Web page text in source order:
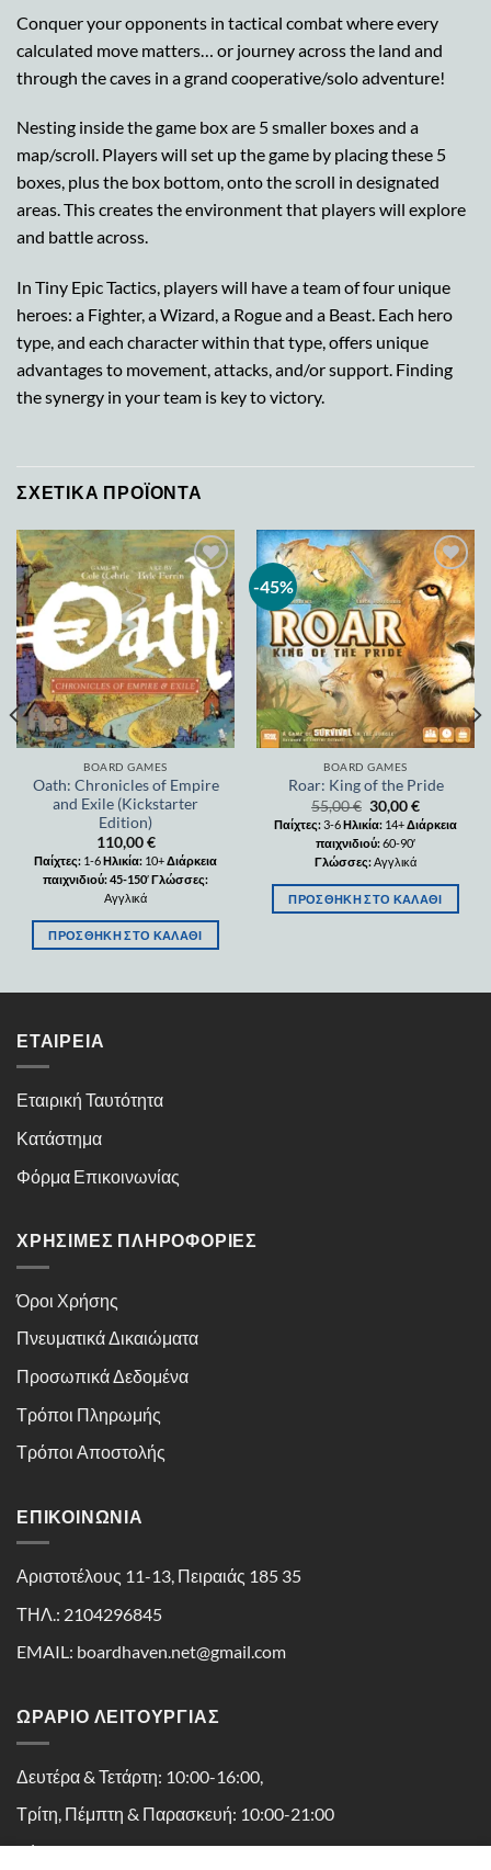
Conquer your opponents in tactical combat where every
calculated move matters… or journey across the land and
through the caves in a grand cooperative/solo adventure!
Nesting inside the game box are 5 smaller boxes and a
map/scroll. Players will set up the game by placing these 5
boxes, plus the box bottom, onto the scroll in designated
areas. This creates the environment that players will explore
and battle across.
In Tiny Epic Tactics, players will have a team of four unique
heroes: a Fighter, a Wizard, a Rogue and a Beast. Each hero
type, and each character within that type, offers unique
advantages to movement, attacks, and/or support. Finding
the synergy in your team is key to victory.
ΣΧΕΤΙΚΆ ΠΡΟΪΌΝΤΑ
Add to
wishlist
BOARD GAMES
Oath: Chronicles of Empire
and Exile (Kickstarter
Edition)
110,00€
Παίχτες: 1-6Ηλικία: 10+Διάρκεια
παιχνιδιού: 45-150′Γλώσσες:
Αγγλικά
ΠΡΟΣΘΉΚΗ ΣΤΟ ΚΑΛΆΘΙ
-45%
Add to
wishlist
BOARD GAMES
Roar: King of the Pride
55,00€ 30,00€
Παίχτες:3-6Ηλικία: 14+Διάρκεια
παιχνιδιού:60-90′
Γλώσσες:Αγγλικά
ΠΡΟΣΘΉΚΗ ΣΤΟ ΚΑΛΆΘΙ
ΕΤΑΙΡΕΊΑ
Εταιρική Ταυτότητα
Κατάστημα
Φόρμα Επικοινωνίας
ΧΡΉΣΙΜΕΣ ΠΛΗΡΟΦΟΡΊΕΣ
Όροι Χρήσης
Πνευματικά Δικαιώματα
Προσωπικά Δεδομένα
Τρόποι Πληρωμής
Τρόποι Αποστολής
ΕΠΙΚΟΙΝΩΝΊΑ
Αριστοτέλους 11-13, Πειραιάς 185 35
ΤΗΛ.: 2104296845
EMAIL: boardhaven.net@gmail.com
ΩΡΑΡΙΟ ΛΕΙΤΟΥΡΓΙΑΣ
Δευτέρα & Τετάρτη: 10:00-16:00,
Τρίτη, Πέμπτη & Παρασκευή: 10:00-21:00
Σάββατο: 10:00-16:30